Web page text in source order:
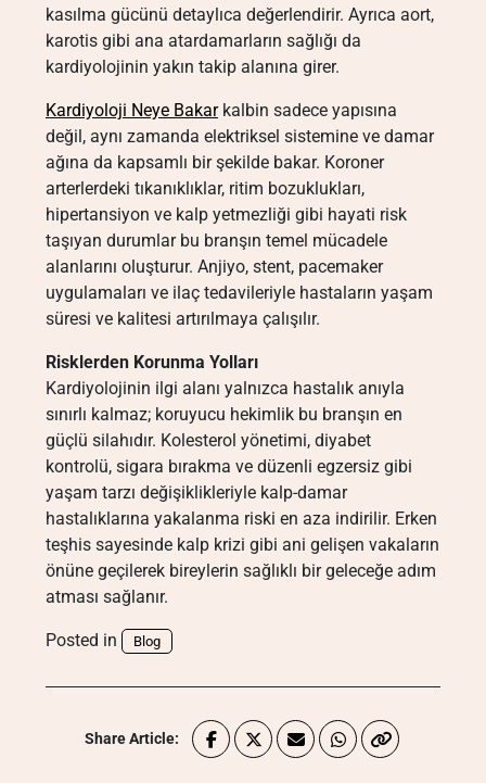
kasılma gücünü detaylıca değerlendirir. Ayrıca aort,
karotis gibi ana atardamarların sağlığı da
kardiyolojinin yakın takip alanına girer.
Kardiyoloji Neye Bakarkalbin sadece yapısına
değil, aynı zamanda elektriksel sistemine ve damar
ağına da kapsamlı bir şekilde bakar. Koroner
arterlerdeki tıkanıklıklar, ritim bozuklukları,
hipertansiyon ve kalp yetmezliği gibi hayati risk
taşıyan durumlar bu branşın temel mücadele
alanlarını oluşturur. Anjiyo, stent, pacemaker
uygulamaları ve ilaç tedavileriyle hastaların yaşam
süresi ve kalitesi artırılmaya çalışılır.
Risklerden Korunma Yolları
Kardiyolojinin ilgi alanı yalnızca hastalık anıyla
sınırlı kalmaz; koruyucu hekimlik bu branşın en
güçlü silahıdır. Kolesterol yönetimi, diyabet
kontrolü, sigara bırakma ve düzenli egzersiz gibi
yaşam tarzı değişiklikleriyle kalp-damar
hastalıklarına yakalanma riski en aza indirilir. Erken
teşhis sayesinde kalp krizi gibi ani gelişen vakaların
önüne geçilerek bireylerin sağlıklı bir geleceğe adım
atması sağlanır.
Posted in Blog
Share Article: